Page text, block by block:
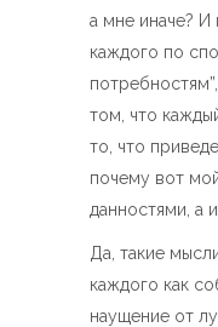
а мне иначе? И
каждого по
том, что
то, что
почему вот
данностями, а
Да, такие
каждого как
наущение от